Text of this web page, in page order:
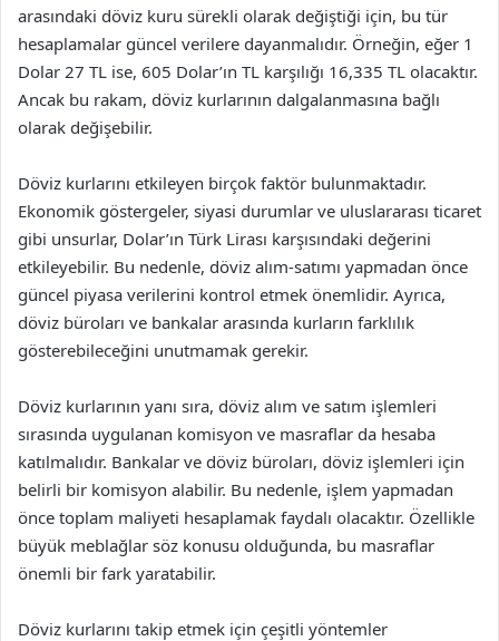
arasındaki döviz kuru sürekli olarak değiştiği için, bu tür
hesaplamalar güncel verilere dayanmalıdır. Örneğin, eğer 1
Dolar 27 TL ise, 605 Dolar’ın TL karşılığı 16,335 TL olacaktır.
Ancak bu rakam, döviz kurlarının dalgalanmasına bağlı
olarak değişebilir.
Döviz kurlarını etkileyen birçok faktör bulunmaktadır.
Ekonomik göstergeler, siyasi durumlar ve uluslararası ticaret
gibi unsurlar, Dolar’ın Türk Lirası karşısındaki değerini
etkileyebilir. Bu nedenle, döviz alım-satımı yapmadan önce
güncel piyasa verilerini kontrol etmek önemlidir. Ayrıca,
döviz büroları ve bankalar arasında kurların farklılık
gösterebileceğini unutmamak gerekir.
Döviz kurlarının yanı sıra, döviz alım ve satım işlemleri
sırasında uygulanan komisyon ve masraflar da hesaba
katılmalıdır. Bankalar ve döviz büroları, döviz işlemleri için
belirli bir komisyon alabilir. Bu nedenle, işlem yapmadan
önce toplam maliyeti hesaplamak faydalı olacaktır. Özellikle
büyük meblağlar söz konusu olduğunda, bu masraflar
önemli bir fark yaratabilir.
Döviz kurlarını takip etmek için çeşitli yöntemler